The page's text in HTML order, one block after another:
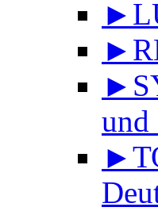
und